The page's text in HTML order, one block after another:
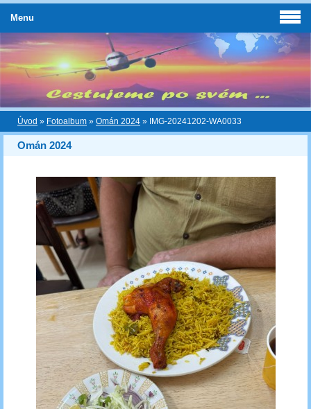
Úvod » Fotoalbum » Omán 2024 » IMG-20241202-WA0033
Omán 2024
Menu